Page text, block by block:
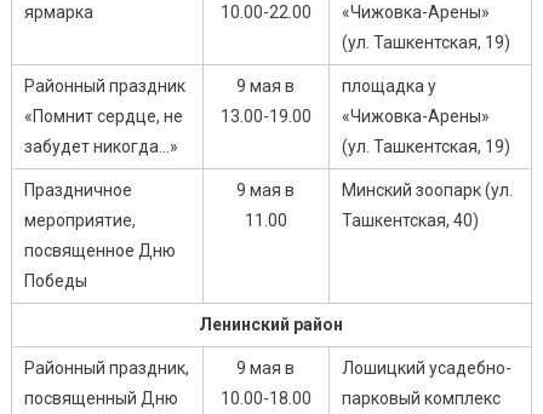
ярмарка
10.00-22.00
«Чижовка-Арены»
(ул. Ташкентская, 19)
Районный праздник
«Помнит сердце, не
забудет никогда…»
9 мая в
13.00-19.00
площадка у
«Чижовка-Арены»
(ул. Ташкентская, 19)
Праздничное
мероприятие,
посвященное Дню
Победы
9 мая в
11.00
Минский зоопарк (ул.
Ташкентская, 40)
Ленинский район
Районный праздник,
посвященный Дню
9 мая в
10.00-18.00
Лошицкий усадебно-
парковый комплекс